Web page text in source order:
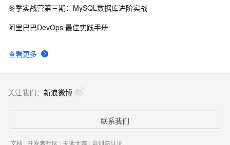
查看更多
冬季实战营第三期：MySQL数据库进阶实战
阿里巴巴DevOps 最佳实践手册
关注我们： 新浪微博
联系我们
文档 | 开发者社区 | 天池大赛 | 培训与认证